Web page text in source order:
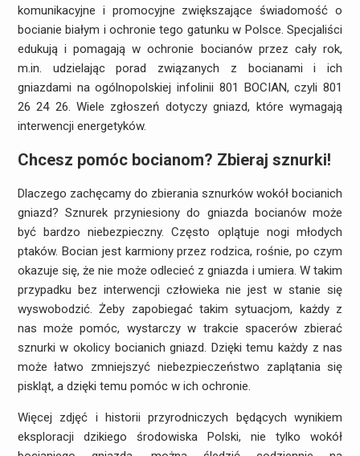
komunikacyjne i promocyjne zwiększające świadomość o
bocianie białym i ochronie tego gatunku w Polsce. Specjaliści
edukują i pomagają w ochronie bocianów przez cały rok,
m.in. udzielając porad związanych z bocianami i ich
gniazdami na ogólnopolskiej infolinii 801 BOCIAN, czyli 801
26 24 26. Wiele zgłoszeń dotyczy gniazd, które wymagają
interwencji energetyków.
Chcesz pomóc bocianom? Zbieraj sznurki!
Dlaczego zachęcamy do zbierania sznurków wokół bocianich
gniazd? Sznurek przyniesiony do gniazda bocianów może
być bardzo niebezpieczny. Często oplątuje nogi młodych
ptaków. Bocian jest karmiony przez rodzica, rośnie, po czym
okazuje się, że nie może odlecieć z gniazda i umiera. W takim
przypadku bez interwencji człowieka nie jest w stanie się
wyswobodzić. Żeby zapobiegać takim sytuacjom, każdy z
nas może pomóc, wystarczy w trakcie spacerów zbierać
sznurki w okolicy bocianich gniazd. Dzięki temu każdy z nas
może łatwo zmniejszyć niebezpieczeństwo zaplątania się
piskląt, a dzięki temu pomóc w ich ochronie.
Więcej zdjęć i historii przyrodniczych będących wynikiem
eksploracji dzikiego środowiska Polski, nie tylko wokół